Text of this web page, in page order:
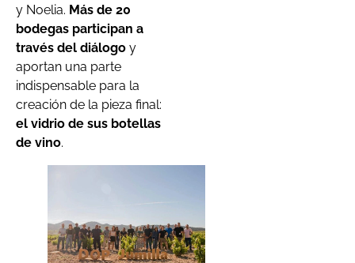
y Noelia. Más de 20
bodegas participan a
través del diálogo y
aportan una parte
indispensable para la
creación de la pieza final:
el vidrio de sus botellas
de vino.